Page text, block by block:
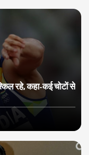
रहे, कहा-कई चोटों से